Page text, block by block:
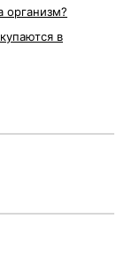
организм?
в